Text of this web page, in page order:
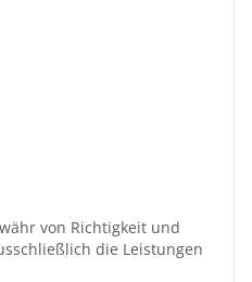
von Richtigkeit und
die Leistungen